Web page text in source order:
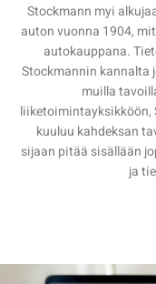
Stockmann myi
auton vuonna 1904,
autokauppana.
Stockmannin kannalta
muilla
liiketoimintayksikköön,
kuuluu kahdeksan
sijaan pitää sisällään
ja